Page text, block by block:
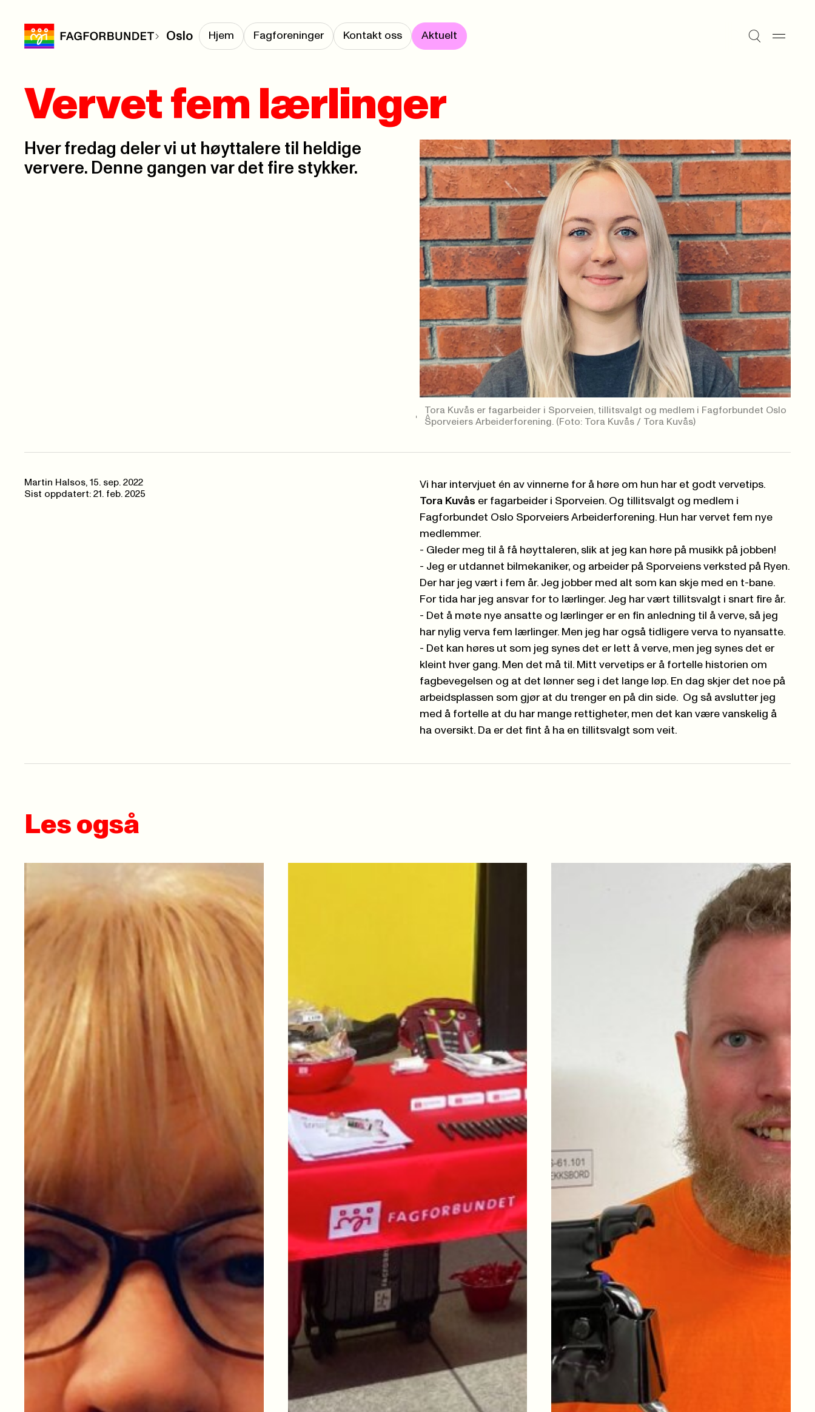
Oslo Hjem Fagforeninger Kontakt oss Aktuelt
Vervet fem lærlinger
Hver fredag deler vi ut høyttalere til heldige
ververe. Denne gangen var det fire stykker.
Tora Kuvås er fagarbeider i Sporveien, tillitsvalgt og medlem i Fagforbundet Oslo
Sporveiers Arbeiderforening. (Foto: Tora Kuvås / Tora Kuvås)
Martin Halsos, 15. sep. 2022
Sist oppdatert: 21. feb. 2025
Vi har intervjuet én av vinnerne for å høre om hun har et godt vervetips.
Tora Kuvås er fagarbeider i Sporveien. Og tillitsvalgt og medlem i
Fagforbundet Oslo Sporveiers Arbeiderforening. Hun har vervet fem nye
medlemmer.
- Gleder meg til å få høyttaleren, slik at jeg kan høre på musikk på jobben!
- Jeg er utdannet bilmekaniker, og arbeider på Sporveiens verksted på Ryen.
Der har jeg vært i fem år. Jeg jobber med alt som kan skje med en t-bane.
For tida har jeg ansvar for to lærlinger. Jeg har vært tillitsvalgt i snart fire år.
- Det å møte nye ansatte og lærlinger er en fin anledning til å verve, så jeg
har nylig verva fem lærlinger. Men jeg har også tidligere verva to nyansatte.
- Det kan høres ut som jeg synes det er lett å verve, men jeg synes det er
kleint hver gang. Men det må til. Mitt vervetips er å fortelle historien om
fagbevegelsen og at det lønner seg i det lange løp. En dag skjer det noe på
arbeidsplassen som gjør at du trenger en på din side. Og så avslutter jeg
med å fortelle at du har mange rettigheter, men det kan være vanskelig å
ha oversikt. Da er det fint å ha en tillitsvalgt som veit.
Les også